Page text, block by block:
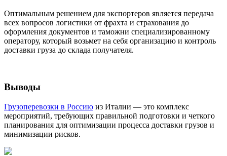
Оптимальным решением для экспортеров является передача
всех вопросов логистики от фрахта и страхования до
оформления документов и таможни специализированному
оператору, который возьмет на себя организацию и контроль
доставки груза до склада получателя.
Выводы
Грузоперевозки в Россию из Италии — это комплекс
мероприятий, требующих правильной подготовки и четкого
планирования для оптимизации процесса доставки грузов и
минимизации рисков.